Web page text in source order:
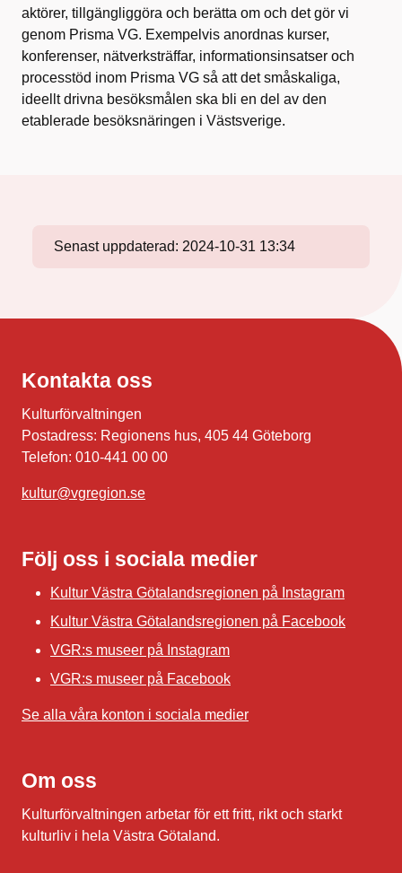
aktörer, tillgängliggöra och berätta om och det gör vi
genom Prisma VG. Exempelvis anordnas kurser,
konferenser, nätverksträffar, informationsinsatser och
processtöd inom Prisma VG så att det småskaliga,
ideellt drivna besöksmålen ska bli en del av den
etablerade besöksnäringen i Västsverige.
Senast uppdaterad: 2024-10-31 13:34
Kontakta oss
Kulturförvaltningen
Postadress: Regionens hus, 405 44 Göteborg
Telefon: 010-441 00 00
kultur@vgregion.se
Följ oss i sociala medier
Kultur Västra Götalandsregionen på Instagram
Kultur Västra Götalandsregionen på Facebook
VGR:s museer på Instagram
VGR:s museer på Facebook
Se alla våra konton i sociala medier
Om oss
Kulturförvaltningen arbetar för ett fritt, rikt och starkt
kulturliv i hela Västra Götaland.